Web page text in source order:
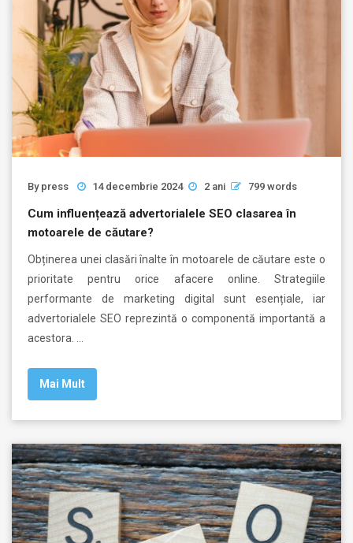
By press 14 decembrie 2024 2 ani 799 words
Cum influențează advertorialele SEO clasarea în
motoarele de căutare?
Obținerea unei clasări înalte în motoarele de căutare este o
prioritate pentru orice afacere online. Strategiile
performante de marketing digital sunt esențiale, iar
advertorialele SEO reprezintă o componentă importantă a
acestora. …
Mai Mult